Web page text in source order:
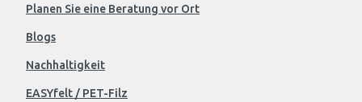
Planen Sie eine Beratung vor Ort
Blogs
Nachhaltigkeit
EASYfelt / PET-Filz